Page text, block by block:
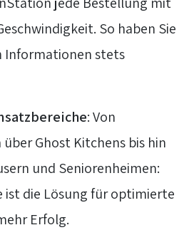
So haben Sie
Informationen stets
: Von
Ghost Kitchens bis hin
und Seniorenheimen:
ist die Lösung für optimierte
Erfolg.